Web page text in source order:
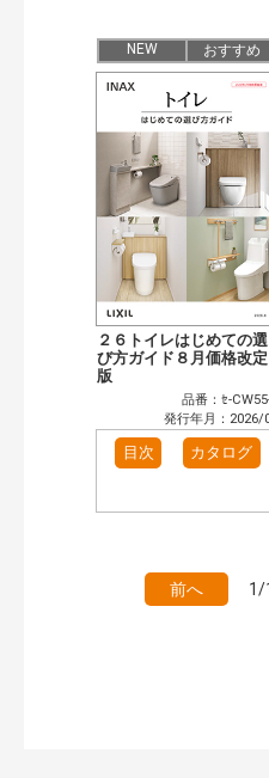
NEW おすすめ
２６トイレはじめての選
び方ガイド８月価格改定
版
品番：ｾ-
発行年月：2026/
目次 カタログ
前へ 1/